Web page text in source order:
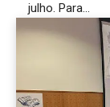
julho. Para...